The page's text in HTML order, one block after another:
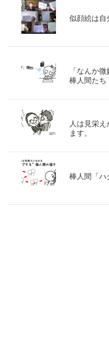
似顔絵は自
「なんか微
棒人間たち
人は見栄
ます。
棒人間「